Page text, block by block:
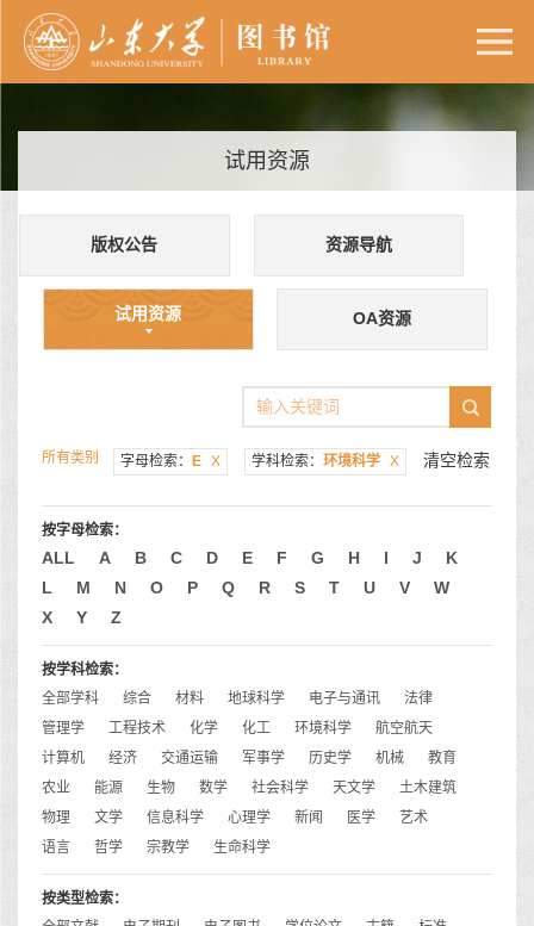
试用资源
版权公告 资源导航
试用资源 OA资源
所有类别 字母检索： E X 学科检索： 环境科学 X 清空检索
按字母检索：
ALL A B C D E F G H I J
K
L
M N O P Q R S T U V
W
X
Y Z
按学科检索：
全部学科
综合 材料 地球科学 电子与通讯
法律
管理学
工程技术 化学 化工 环境科学
航空航天
计算机
经济 交通运输 军事学 历史学 机械
教育
农业
能源 生物 数学 社会科学 天文学
土木建筑
物理
文学 信息科学 心理学 新闻 医学
艺术
语言
哲学 宗教学 生命科学
按类型检索：